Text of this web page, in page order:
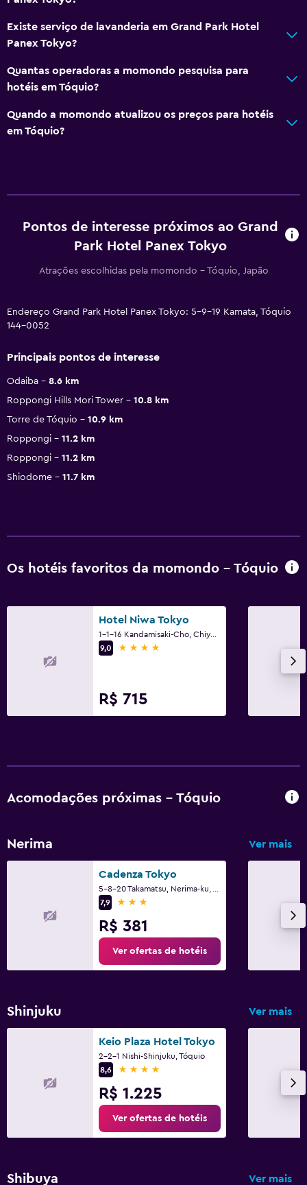
Existe serviço de lavanderia em Grand Park Hotel
Panex Tokyo?
Quantas operadoras a momondo pesquisa para
hotéis em Tóquio?
Quando a momondo atualizou os preços para hotéis
em Tóquio?
Pontos de interesse próximos ao Grand
Park Hotel Panex Tokyo
Atrações escolhidas pela momondo - Tóquio, Japão
Endereço Grand Park Hotel Panex Tokyo: 5-9-19 Kamata, Tóquio
144-0052
Principais pontos de interesse
Odaiba
8.6 km
Roppongi Hills Mori Tower
10.8 km
Torre de Tóquio
10.9 km
Roppongi
11.2 km
Roppongi
11.2 km
Shiodome
11.7 km
Os hotéis favoritos da momondo - Tóquio
Hotel Niwa Tokyo
9,0
4 estrelas
R$ 715
Acomodações próximas - Tóquio
Nerima Ver mais
Cadenza Tokyo
7,9
3 estrelas
R$ 381
Ver ofertas de hotéis
Shinjuku Ver mais
Keio Plaza Hotel Tokyo
2-2-1 Nishi-Shinjuku, Tóquio
8,6
4 estrelas
R$ 1.225
Ver ofertas de hotéis
Shibuya Ver mais